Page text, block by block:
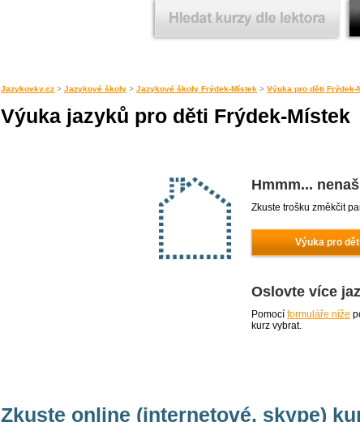
Jazykovky.cz > Jazykové školy > Jazykové školy Frýdek-Místek > Výuka pro děti Frýdek-
Výuka jazyků pro děti Frýdek-Místek
Hmmm...
Zkuste trošku změkčit
Výuka pro
Oslovte více
Pomocí formuláře níže
kurz vybrat.
Zkuste online (internetové, skype)